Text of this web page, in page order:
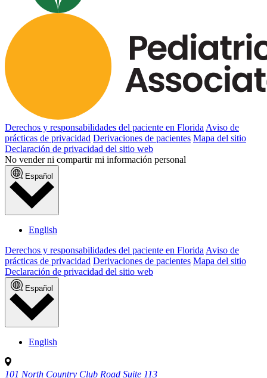
Derechos y responsabilidades del paciente en Florida Aviso de
prácticas de privacidad Derivaciones de pacientes Mapa del sitio
Declaración de privacidad del sitio web
No vender ni compartir mi información personal
Español
English
Derechos y responsabilidades del paciente en Florida Aviso de
prácticas de privacidad Derivaciones de pacientes Mapa del sitio
Declaración de privacidad del sitio web
Español
English
101 North Country Club Road Suite 113